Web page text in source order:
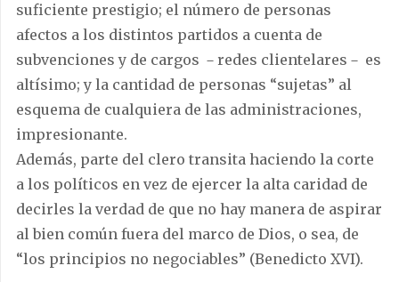
suficiente prestigio; el número de personas
afectos a los distintos partidos a cuenta de
subvenciones y de cargos －redes clientelares－ es
altísimo; y la cantidad de personas “sujetas” al
esquema de cualquiera de las administraciones,
impresionante.
Además, parte del clero transita haciendo la corte
a los políticos en vez de ejercer la alta caridad de
decirles la verdad de que no hay manera de aspirar
al bien común fuera del marco de Dios, o sea, de
“los principios no negociables” (Benedicto XVI).